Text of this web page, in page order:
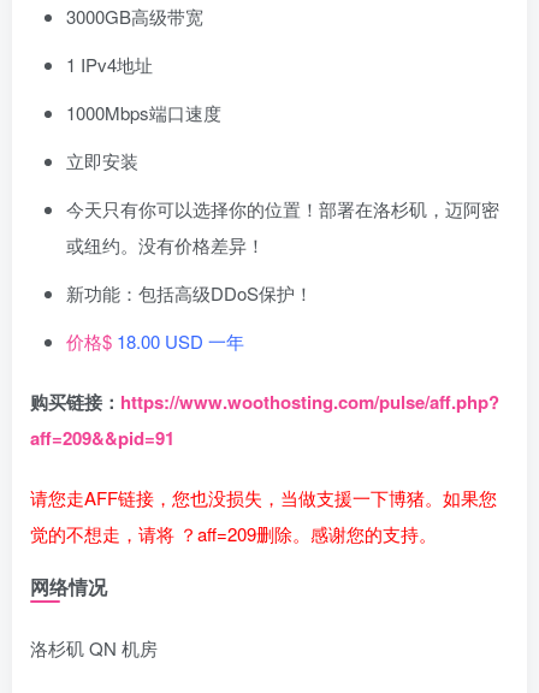
3000GB高级带宽
1 IPv4地址
1000Mbps端口速度
立即安装
今天只有你可以选择你的位置！部署在洛杉矶，迈阿密
或纽约。没有价格差异！
新功能：包括高级DDoS保护！
价格$ 18.00 USD 一年
购买链接： https://www.woothosting.com/pulse/aff.php?
aff=209&&pid=91
请您走AFF链接，您也没损失，当做支援一下博猪。如果您
觉的不想走，请将 ？aff=209删除。感谢您的支持。
网络情况
洛杉矶 QN 机房